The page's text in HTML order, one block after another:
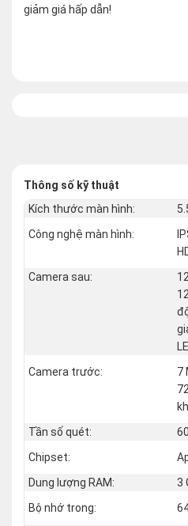
giảm giá hấp dẫn!
Thông số kỹ thuật
Kích thước màn hình:
Công nghệ màn hình:
Camera sau:
Camera trước:
7
Tần số quét:
Chipset:
Dung lượng RAM:
3
Bộ nhớ trong: